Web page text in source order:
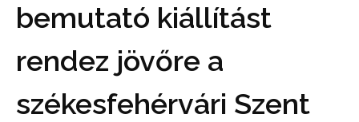
bemutató kiállítást
rendez jövőre a
székesfehérvári Szent